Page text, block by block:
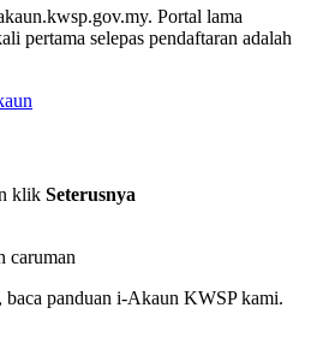
Portal lama
pertama selepas pendaftaran adalah
klik Seterusnya
caruman
baca panduan i-Akaun KWSP kami.